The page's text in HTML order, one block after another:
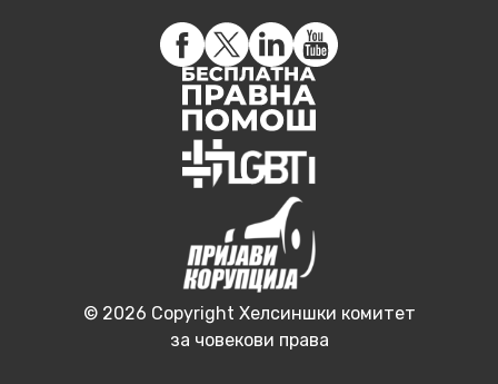
© 2026 Copyright Хелсиншки комитет
за човекови права